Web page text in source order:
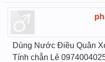
Dùng Nước Điều Quân
Tính chẵn Lẻ